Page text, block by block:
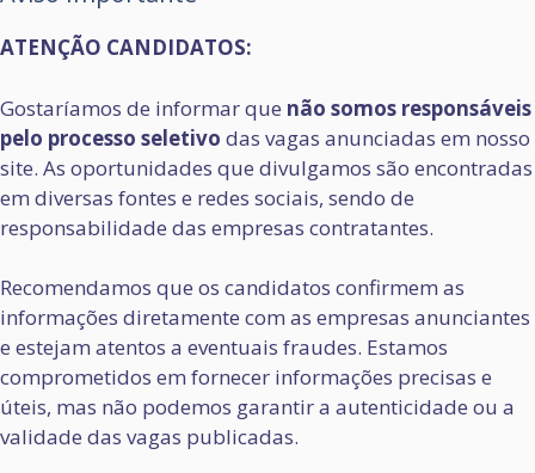
ATENÇÃO CANDIDATOS:
Gostaríamos de informar que não somos responsáveis
pelo processo seletivo das vagas anunciadas em nosso
site. As oportunidades que divulgamos são encontradas
em diversas fontes e redes sociais, sendo de
responsabilidade das empresas contratantes.
Recomendamos que os candidatos confirmem as
informações diretamente com as empresas anunciantes
e estejam atentos a eventuais fraudes. Estamos
comprometidos em fornecer informações precisas e
úteis, mas não podemos garantir a autenticidade ou a
validade das vagas publicadas.